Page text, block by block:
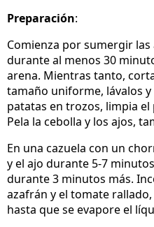
Preparación:
Comienza por sumergir
durante al menos 30
arena. Mientras tanto,
tamaño uniforme, lávalos y
patatas en trozos, limpia
Pela la cebolla y los ajos,
En una cazuela con un
y el ajo durante 5-7
durante 3 minutos más.
azafrán y el tomate
hasta que se evapore el